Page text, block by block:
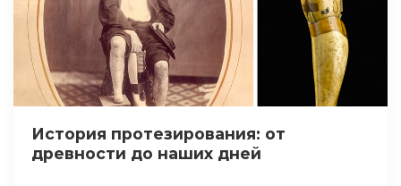
История протезирования: от
древности до наших дней